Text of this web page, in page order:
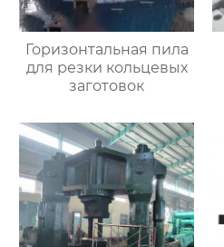
Горизонтальная пила
для резки кольцевых
заготовок